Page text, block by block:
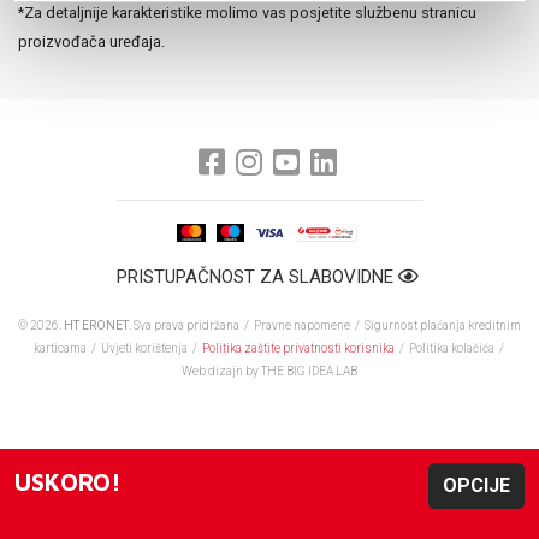
*Za detaljnije karakteristike molimo vas posjetite službenu stranicu
proizvođača uređaja.
USKORO! OPCIJE
PRISTUPAČNOST ZA SLABOVIDNE
© 2026. HT ERONET . Sva prava pridržana / Pravne napomene / Sigurnost plaćanja kreditnim
karticama / Uvjeti korištenja / Politika zaštite privatnosti korisnika / Politika kolačića /
Web dizajn by THE BIG IDEA LAB